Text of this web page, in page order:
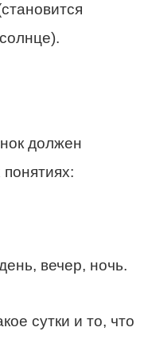
должен
вечер, ночь.
сутки и то, что